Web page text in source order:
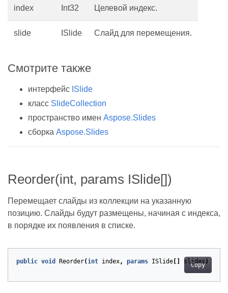
index Int32 Целевой индекс.
slide ISlide Слайд для перемещения.
Смотрите также
интерфейс ISlide
класс SlideCollection
пространство имен Aspose.Slides
сборка Aspose.Slides
Reorder(int, params ISlide[])
Перемещает слайды из коллекции на указанную
позицию. Слайды будут размещены, начиная с индекса,
в порядке их появления в списке.
Copy
public void Reorder(int index, params ISlide slides )